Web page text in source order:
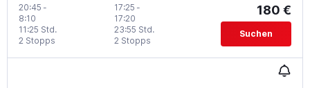
20:45 -
8:10
2 Stopps
11:25 Std.
17:25 -
17:20
2 Stopps
23:55 Std.
180 €
Suchen